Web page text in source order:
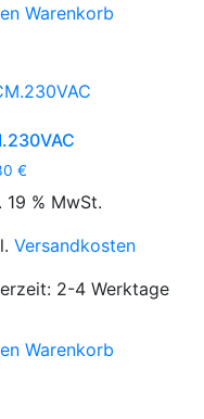
Warenkorb
€
19 % MwSt.
Versandkosten
2-4 Werktage
Warenkorb